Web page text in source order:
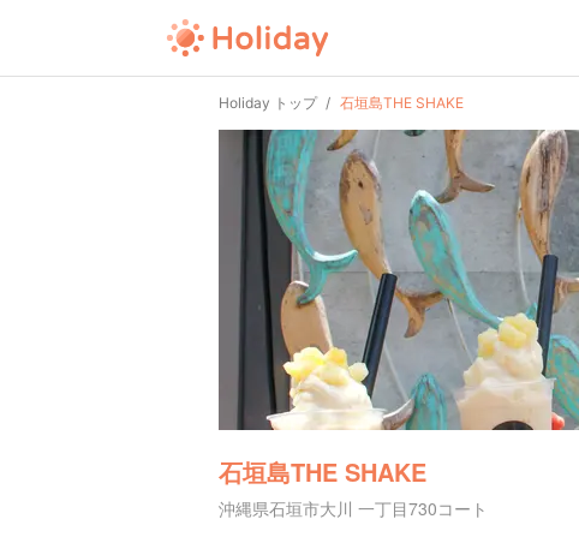
Holiday トップ 石垣島THE SHAKE
石垣島THE SHAKE
沖縄県石垣市大川 一丁目730コート